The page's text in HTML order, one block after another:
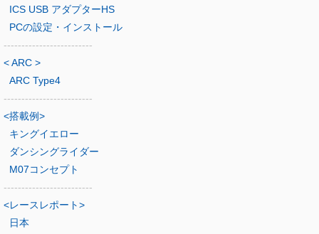
ICS USB アダプターHS
PCの設定・インストール
-------------------------
< ARC >
ARC Type4
-------------------------
<搭載例>
キングイエロー
ダンシングライダー
M07コンセプト
-------------------------
<レースレポート>
日本